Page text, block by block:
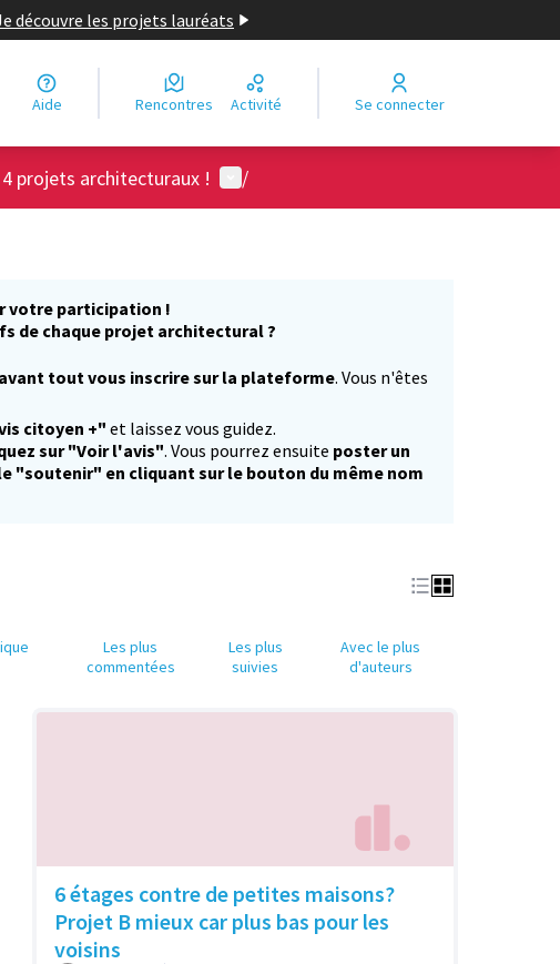
découvre les projets lauréats
Aide Rencontres Activité Se connecter
projets architecturaux ! Menu utilisateur
/
votre participation !
de chaque projet architectural ?
tout vous inscrire sur la plateforme. Vous n'êtes
onglet)
citoyen +" et laissez vous guidez.
sur "Voir l'avis". Vous pourrez ensuite poster un
"soutenir" en cliquant sur le bouton du même nom
Les plus
commentées
Les plus
suivies
Avec le plus
d'auteurs
6 étages contre de petites maisons?
Projet B mieux car plus bas pour les
voisins